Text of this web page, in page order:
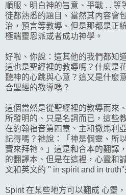
順服、明白神的旨意、爭戰 . . 等
徒都熟悉的題目、當然其內容會
治，預言等教導、但是那都是正
極端靈恩派或者成功神學。
好啦、你說：這其他的我們都知
這也是聖經裡的教導嗎？什麼是
聽神的心跳與心意？這又是什麼
合聖經的教導嗎？
這個當然是從聖經裡的教導而來
所發明的、只是名詞而已，這些
在約翰福音第四章、主和撒馬利
記得嗎？祂說：「神是個靈、所
實來拜祂。」這是和合本的翻譯
的翻譯本、但是在這裡，心靈和
文和英文的 " in spirit and in truth"
Spirit 在某些地方可以翻成 心靈